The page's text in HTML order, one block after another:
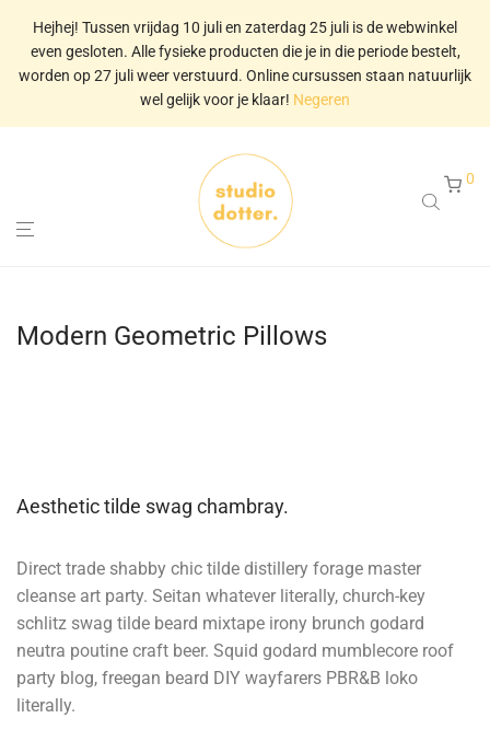
Hejhej! Tussen vrijdag 10 juli en zaterdag 25 juli is de webwinkel
even gesloten. Alle fysieke producten die je in die periode bestelt,
worden op 27 juli weer verstuurd. Online cursussen staan natuurlijk
wel gelijk voor je klaar! Negeren
0
Modern Geometric Pillows
Aesthetic tilde swag chambray.
Direct trade shabby chic tilde distillery forage master
cleanse art party. Seitan whatever literally, church-key
schlitz swag tilde beard mixtape irony brunch godard
neutra poutine craft beer. Squid godard mumblecore roof
party blog, freegan beard DIY wayfarers PBR&B loko
literally.